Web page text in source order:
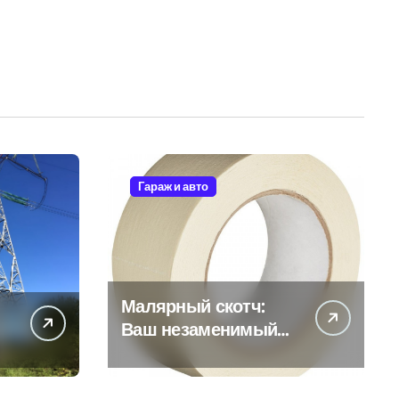
Гараж и авто
Малярный скотч:
Ваш незаменимый
помощник при
ремонтных работах